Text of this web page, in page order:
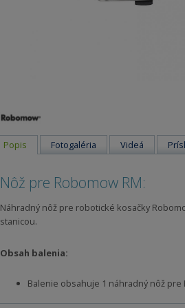
Popis Fotogaléria Videá
Nôž pre Robomow RM:
Náhradný nôž pre robotické kosačky
stanicou.
Obsah balenia:
Balenie obsahuje 1 náhradný nôž pre